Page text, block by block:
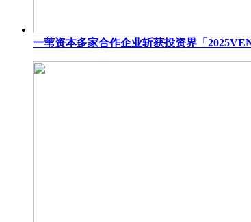
一苇资本多家合作企业斩获投资界「